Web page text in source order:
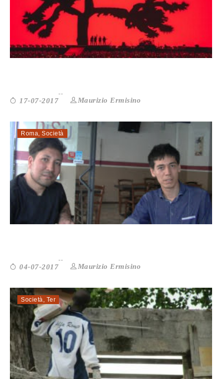
U2: L’AMARA ATTUALITÀ DI THE JO...
17-07-2017 Maurizio Ermisino
Roma Società
PISÙ: PIZZA & SUSHI DALL’AFGHANI...
04-07-2017 Maurizio Ermisino
Società Ter